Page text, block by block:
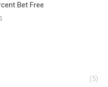
Bet Free
(5)